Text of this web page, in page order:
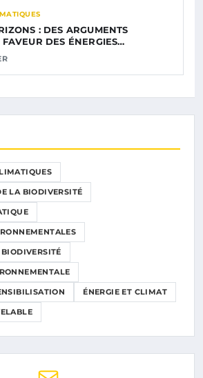
: DES ARGUMENTS
DES ÉNERGIES…
LA BIODIVERSITÉ
BIODIVERSITÉ
ÉNERGIE ET CLIMAT